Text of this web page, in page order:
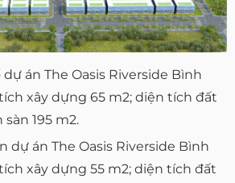
án The Oasis Riverside Bình
xây dựng 65 m2; diện tích đất
195 m2.
dự án The Oasis Riverside Bình
xây dựng 55 m2; diện tích đất